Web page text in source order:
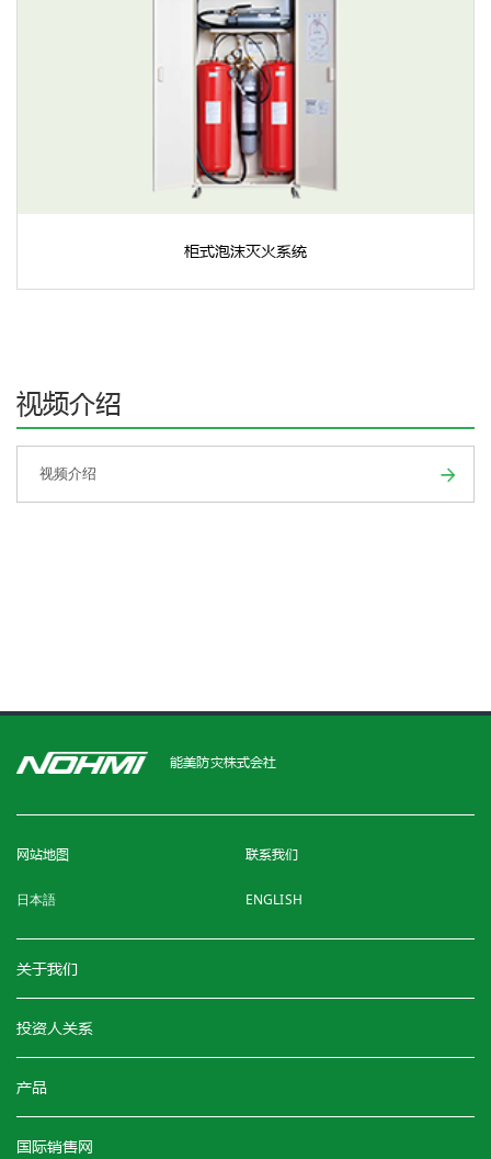
柜式泡沫灭火系统
视频介绍
视频介绍
能美防灾株式会社
网站地图 联系我们
日本語 ENGLISH
关于我们
投资人关系
产品
国际销售网